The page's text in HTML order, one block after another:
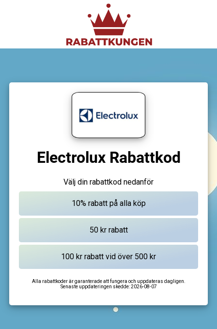
Electrolux Rabattkod
Välj din rabattkod nedanför
Alla rabattkoder är garanterade att fungera och uppdateras dagligen.
Senaste uppdateringen skedde:2026-08-07